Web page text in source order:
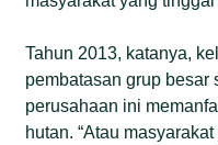
Tahun 2013, katanya,
pembatasan grup besar
perusahaan ini
hutan. “Atau